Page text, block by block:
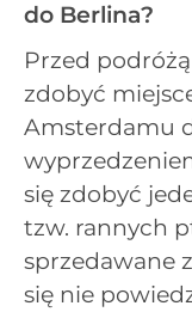
do Berlina?
Przed
zdobyć
Amsterdamu
się zdobyć
tzw. rannych
sprzedawane
się nie